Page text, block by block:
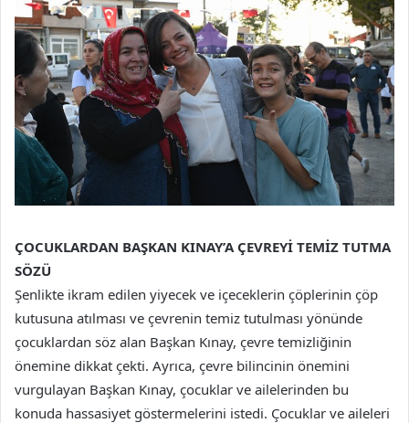
ÇOCUKLARDAN BAŞKAN KINAY’A ÇEVREYİ TEMİZ TUTMA
SÖZÜ
Şenlikte ikram edilen yiyecek ve içeceklerin çöplerinin çöp
kutusuna atılması ve çevrenin temiz tutulması yönünde
çocuklardan söz alan Başkan Kınay, çevre temizliğinin
önemine dikkat çekti. Ayrıca, çevre bilincinin önemini
vurgulayan Başkan Kınay, çocuklar ve ailelerinden bu
konuda hassasiyet göstermelerini istedi. Çocuklar ve aileleri